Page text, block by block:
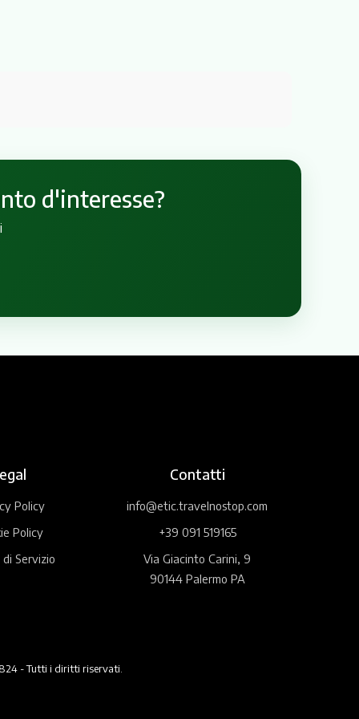
d'interesse?
Policy
Policy
di Servizio
Contatti
info@etic.travelnostop.com
+39 091 519165
Via Giacinto Carini, 9
90144 Palermo PA
- Tutti i diritti riservati.